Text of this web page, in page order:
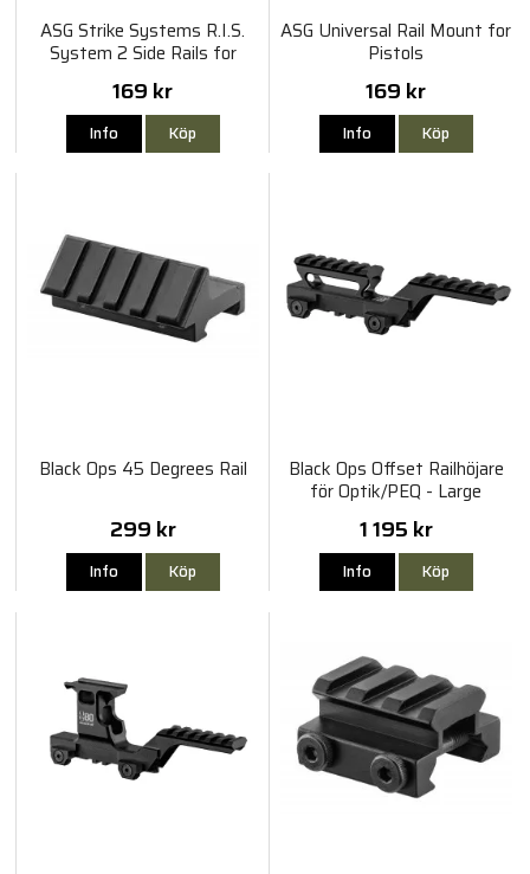
ASG Strike Systems R.I.S.
System 2 Side Rails for
G36C
169 kr
Info Köp
ASG Universal Rail Mount for
Pistols
169 kr
Info Köp
Black Ops 45 Degrees Rail
299 kr
Info Köp
Black Ops Offset Railhöjare
för Optik/PEQ - Large
1 195 kr
Info Köp